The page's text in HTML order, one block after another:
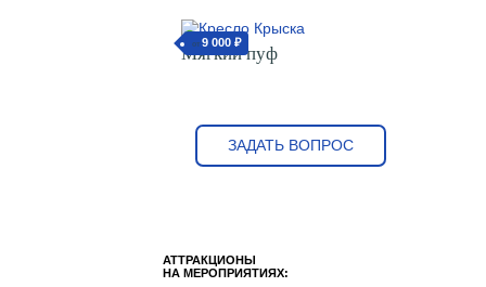
ЗАДАТЬ ВОПРОС
АТТРАКЦИОНЫ
НА МЕРОПРИЯТИЯХ: